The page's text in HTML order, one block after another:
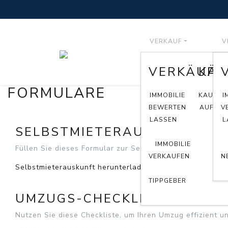
VERKAUF
IMMOBILIE
BEWERTEN
LASSEN
IMMOBILIE
VERKAUFEN
TIPPGEBER
FORMULARE
SELBSTMIETERAUSKUNFT
Füllen Sie dieses Formular zur Selbstauskunft für den
Selbstmieterauskunft herunterladen
UMZUGS-CHECKLISTE
Nutzen Sie diese Checkliste, um Ihren Umzug effizient